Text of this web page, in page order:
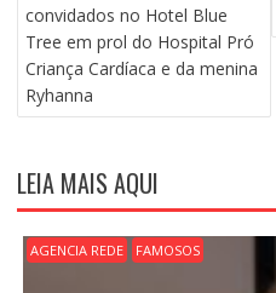
G
A
Ç
O
D
E
P
O
convidados no Hotel Blue
Tree em prol do Hospital Pró
Criança Cardíaca e da menina
Ryhanna
LEIA MAIS AQUI
AGENCIA REDE FAMOSOS